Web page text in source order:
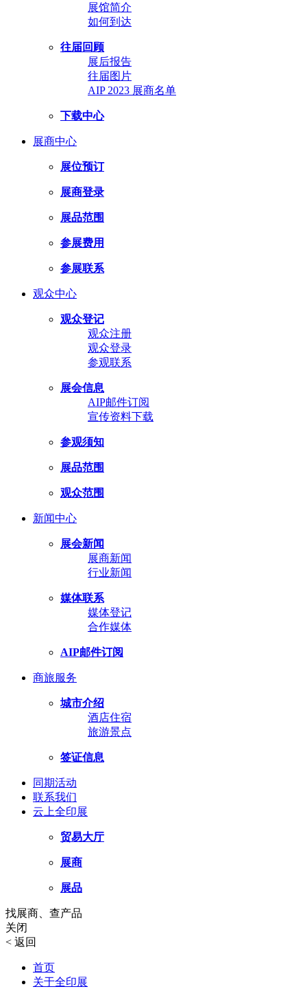
展馆简介
如何到达
往届回顾
展后报告
往届图片
AIP 2023 展商名单
下载中心
展商中心
展位预订
展商登录
展品范围
参展费用
参展联系
观众中心
观众登记
观众注册
观众登录
参观联系
展会信息
AIP邮件订阅
宣传资料下载
参观须知
展品范围
观众范围
新闻中心
展会新闻
展商新闻
行业新闻
媒体联系
媒体登记
合作媒体
AIP邮件订阅
商旅服务
城市介绍
酒店住宿
旅游景点
签证信息
同期活动
联系我们
云上全印展
贸易大厅
展商
展品
找展商、查产品
关闭
< 返回
首页
关于全印展